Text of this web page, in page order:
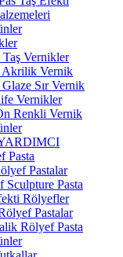
Taş Vernikler
Akrilik Vernik
Sır Vernik
Vernikler
Renkli Vernik
Pasta
Pastalar
Sculpture Pasta
Rölyefler
Pastalar
Rölyef Pasta